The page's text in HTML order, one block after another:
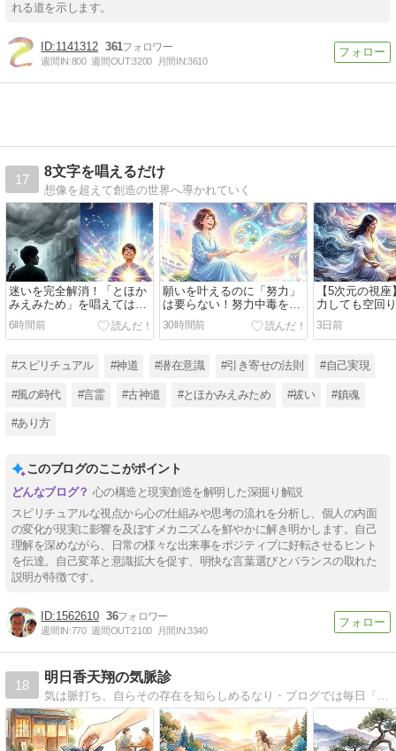
れる道を示します。
1141312 361
週間IN:800 週間OUT:3200 月間IN:3610
17
8文字を唱えるだけ
想像を超えて創造の世界へ導かれていく
迷いを完全解消！「とほか
みえみため」を唱えてはい
けない場所の真実と、5次
元の視座
6時間前
願いを叶えるのに「努力」
は要らない！努力中毒を脱
ぎ捨て安堵感から軽やかに
現実をクリエイトする秘訣
30時間前
【5次元の視
力しても空回
うのか？魂の
命をひらく現
3日前
#スピリチュアル #神道 #潜在意識 #引き寄せの法則 #自己実現
#風の時代 #言霊 #古神道 #とほかみえみため #祓い #鎮魂
#あり方
このブログのここがポイント
心の構造と現実創造を解明した深掘り解説
スピリチュアルな視点から心の仕組みや思考の流れを分析し、個人の内面
の変化が現実に影響を及ぼすメカニズムを鮮やかに解き明かします。自己
理解を深めながら、日常の様々な出来事をポジティブに好転させるヒント
を伝達。自己変革と意識拡大を促す、明快な言葉選びとバランスの取れた
説明が特徴です。
1562610 36
週間IN:770 週間OUT:2100 月間IN:3340
18
明日香天翔の気脈診
気は脈打ち、自らその存在を知らしめるなり・ブログでは毎日「今朝の気脈メッセージ」を公開中！